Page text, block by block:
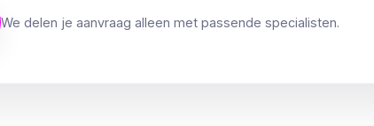
We delen je aanvraag alleen met passende specialisten.